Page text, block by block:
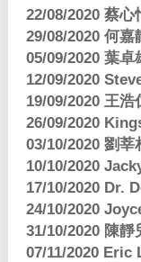
22/08/2020 蔡
29/08/2020 何
05/09/2020 葉
12/09/2020
19/09/2020 王
26/09/2020
03/10/2020 劉
10/10/2020
17/10/2020 Dr.
24/10/2020
31/10/2020 陳
07/11/2020 Eric